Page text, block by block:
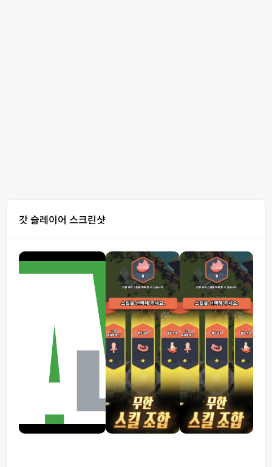
갓 슬레이어 스크린샷